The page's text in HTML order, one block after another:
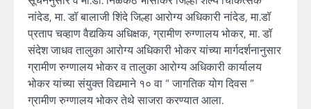
नांदेड, मा. डॉ बालाजी शिंदे जिल्हा आरोग्य अधिकारी नांदेड, मा.डॉ
प्रताप चव्हाण वैद्यकिय अधिक्षक, ग्रामीण रुग्णालय भोकर, मा. डॉ
संदेश जाधव तालुका आरोग्य अधिकारी भोकर यांच्या मार्गदर्शनानुसार
ग्रामीण रुग्णालय भोकर व तालुका आरोग्य अधिकारी कार्यालय
भोकर यांच्या संयुक्त विद्यमाने १० वा ” जागतिक योग दिवस ”
ग्रामीण रुग्णालय भोकर तेथे साजरा करण्यात आला.